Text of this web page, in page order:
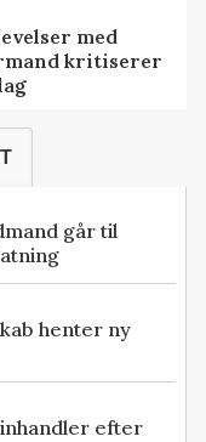
med
kritiserer
går til
henter ny
efter